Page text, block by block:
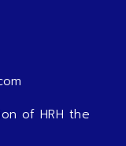
of HRH the